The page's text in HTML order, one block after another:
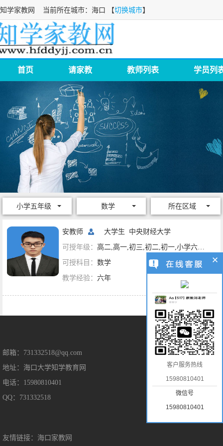
知学家教网 当前所在城市：海口 【切换城市】
首页 请家教 教师列表 学员列
小学五年级 数学 所在区域
安教师 大学生 中央财经大学
可授年级： 高二,高一,初三,初二,初一,小学六年级,小学五年级,小学四年级,小学三年级,小学二年级,小学一年级
可授科目： 数学
教学经验： 六年
邮箱：731332518@qq.com
地址：海口大学知学教育网
电话：15980810401
QQ：731332518
售后保障
售后服务
隐私保护
免责声明
友情链接： 海口家教网
客户服务热线
15980810401
微信号
15980810401